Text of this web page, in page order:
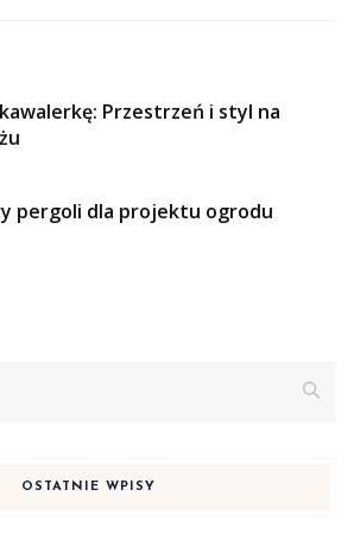
kawalerkę: Przestrzeń i styl na
pergoli dla projektu ogrodu
OSTATNIE WPISY